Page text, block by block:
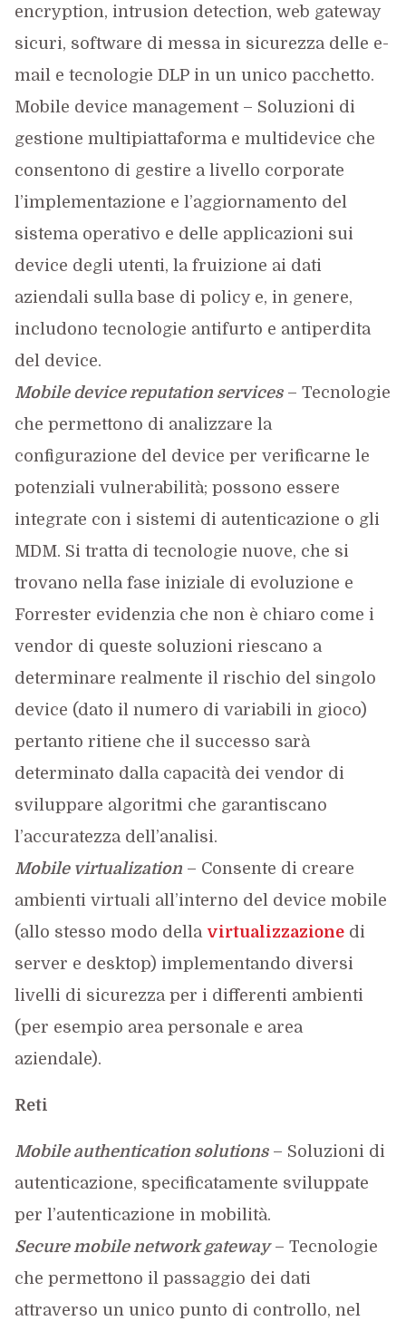
encryption, intrusion detection, web gateway
sicuri, software di messa in sicurezza delle e-
mail e tecnologie DLP in un unico pacchetto.
Mobile device management – Soluzioni di
gestione multipiattaforma e multidevice che
consentono di gestire a livello corporate
l’implementazione e l’aggiornamento del
sistema operativo e delle applicazioni sui
device degli utenti, la fruizione ai dati
aziendali sulla base di policy e, in genere,
includono tecnologie antifurto e antiperdita
del device.
Mobile device reputation services– Tecnologie
che permettono di analizzare la
configurazione del device per verificarne le
potenziali vulnerabilità; possono essere
integrate con i sistemi di autenticazione o gli
MDM. Si tratta di tecnologie nuove, che si
trovano nella fase iniziale di evoluzione e
Forrester evidenzia che non è chiaro come i
vendor di queste soluzioni riescano a
determinare realmente il rischio del singolo
device (dato il numero di variabili in gioco)
pertanto ritiene che il successo sarà
determinato dalla capacità dei vendor di
sviluppare algoritmi che garantiscano
l’accuratezza dell’analisi.
Mobile virtualization– Consente di creare
ambienti virtuali all’interno del device mobile
(allo stesso modo della virtualizzazionedi
server e desktop) implementando diversi
livelli di sicurezza per i differenti ambienti
(per esempio area personale e area
aziendale).
Reti
Mobile authentication solutions– Soluzioni di
autenticazione, specificatamente sviluppate
per l’autenticazione in mobilità.
Secure mobile network gateway– Tecnologie
che permettono il passaggio dei dati
attraverso un unico punto di controllo, nel